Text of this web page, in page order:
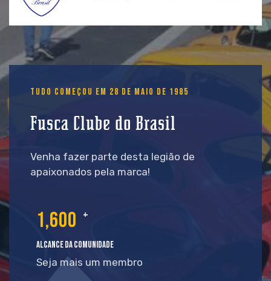
TUDO COMEÇOU EM 28 DE MAIO DE 1985
Fusca Clube do Brasil
Venha fazer parte desta legião de
apaixonados pela marca!
1,600 +
Alcance da comunidade
Seja mais um membro